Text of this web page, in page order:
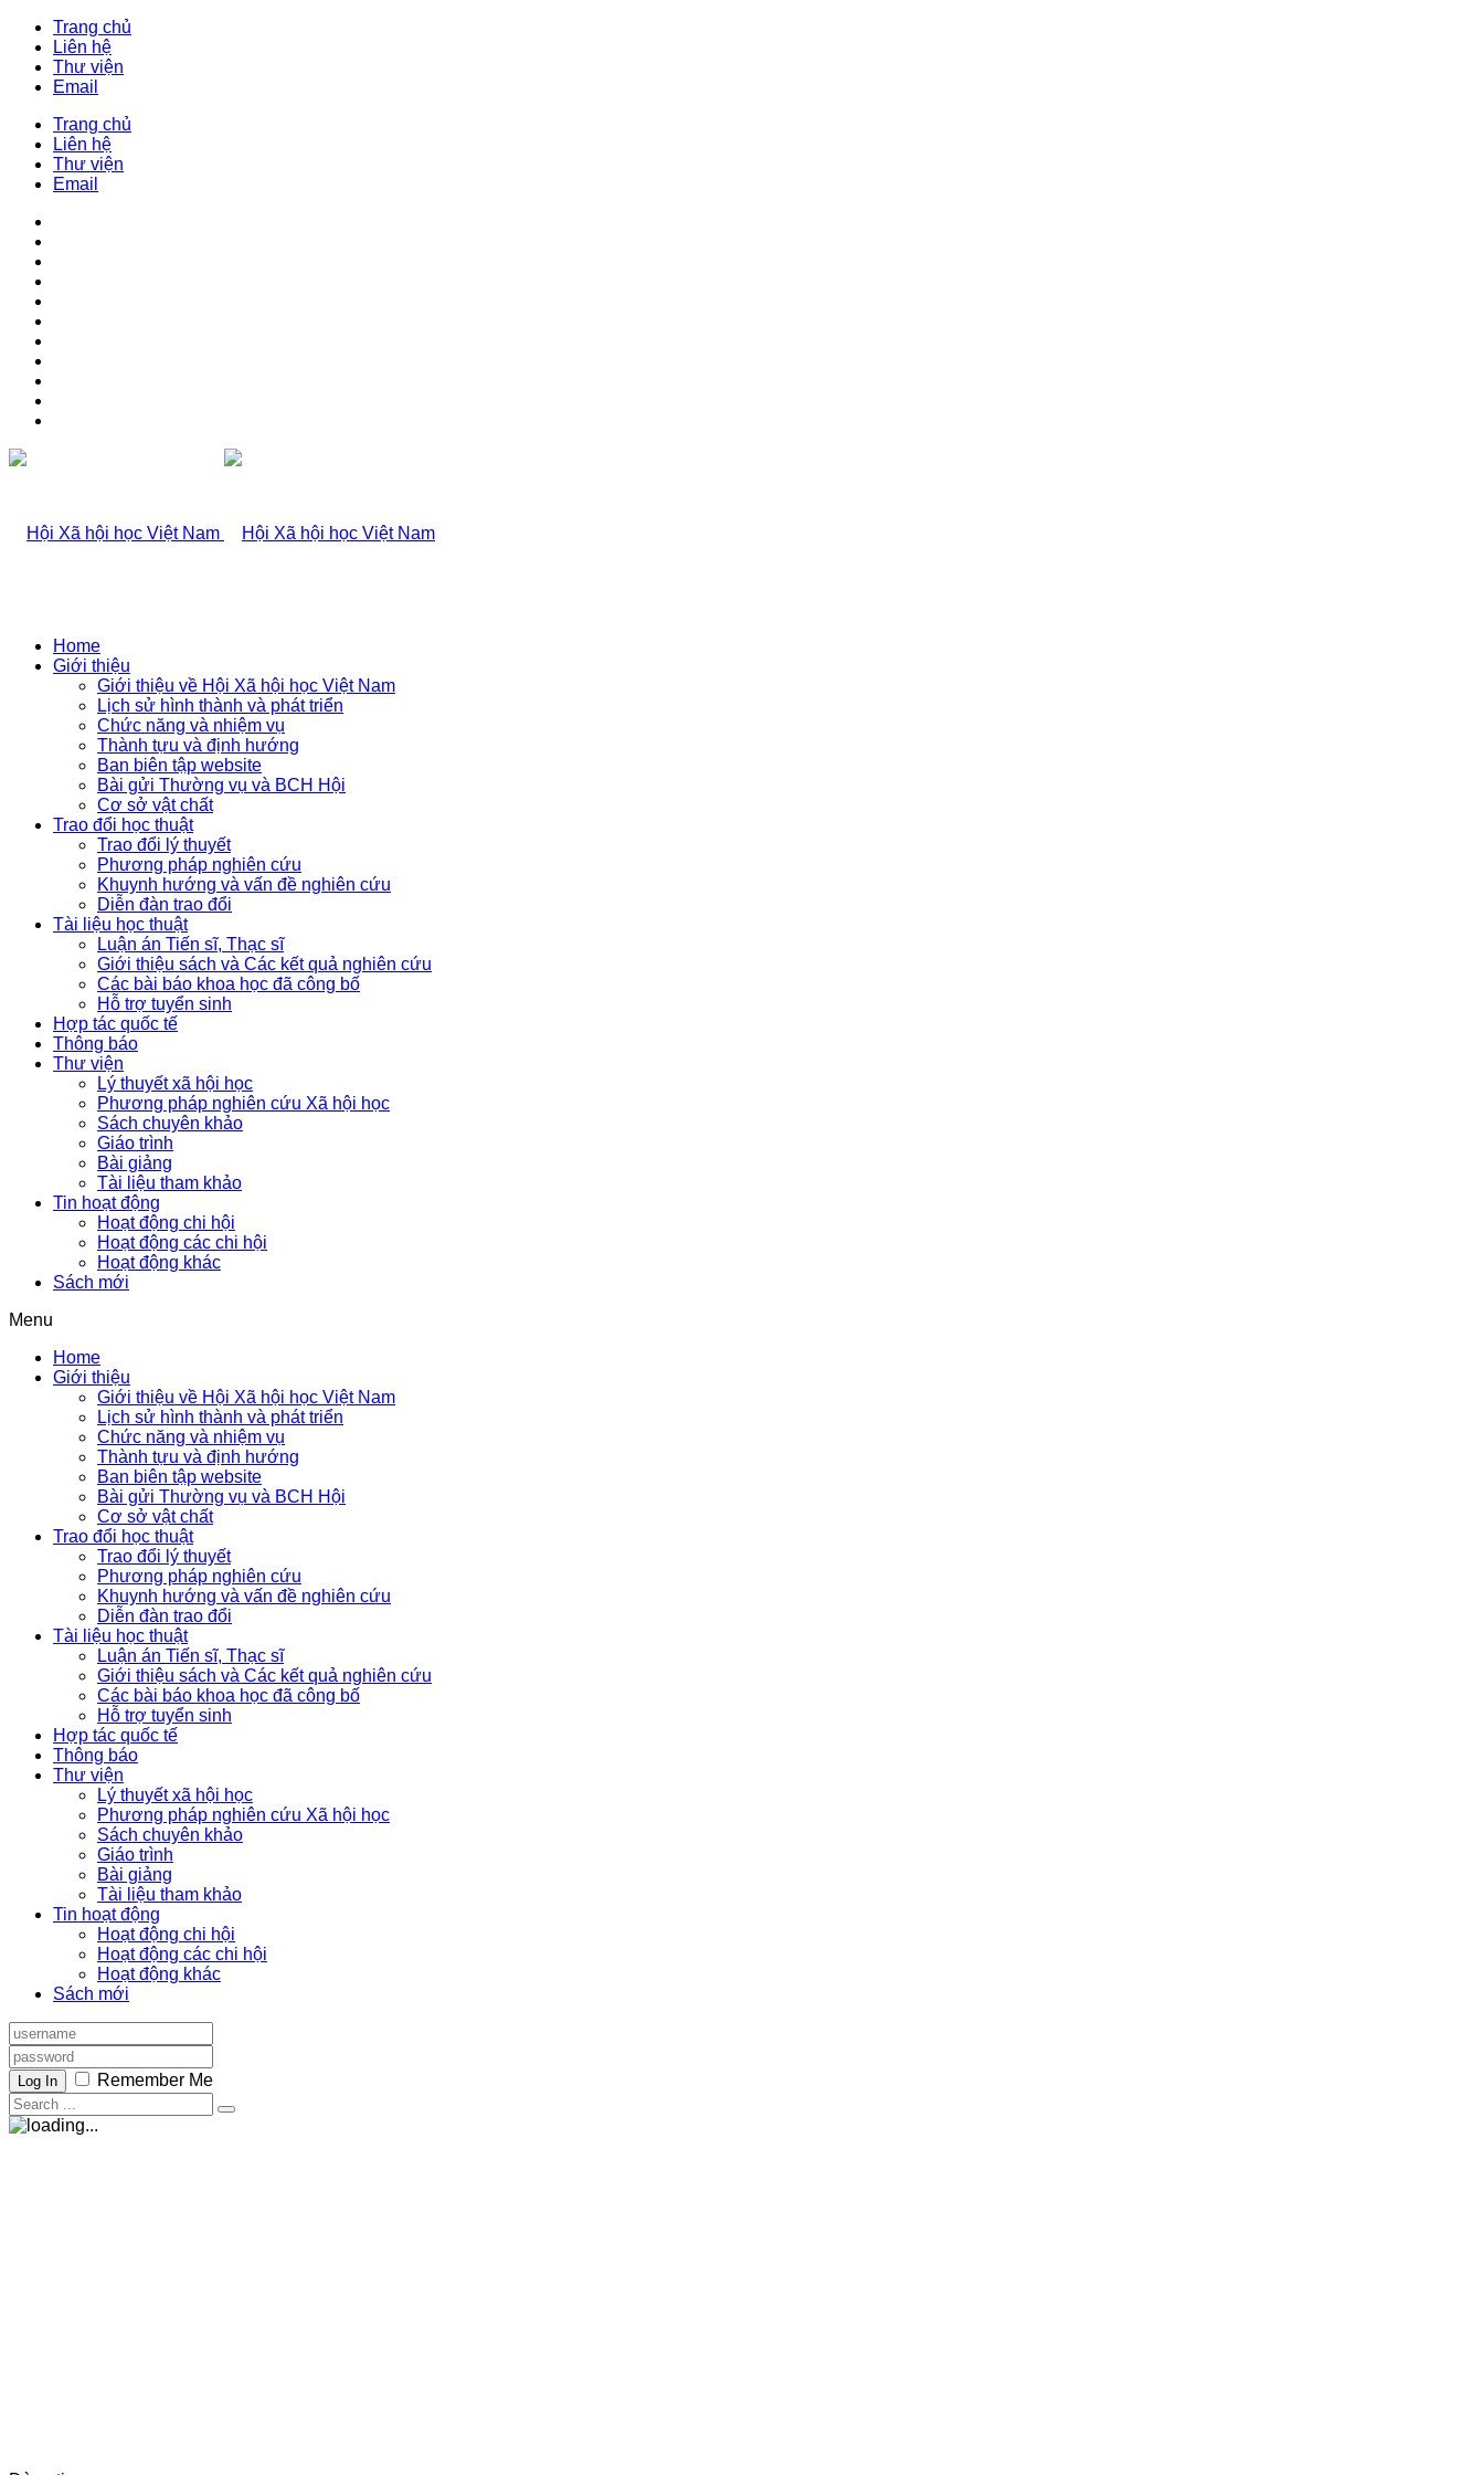
Trang chủ
Liên hệ
Thư viện
Email
Trang chủ
Liên hệ
Thư viện
Email
Home
Giới thiệu
Giới thiệu về Hội Xã hội học Việt Nam
Lịch sử hình thành và phát triển
Chức năng và nhiệm vụ
Thành tựu và định hướng
Ban biên tập website
Bài gửi Thường vụ và BCH Hội
Cơ sở vật chất
Trao đổi học thuật
Trao đổi lý thuyết
Phương pháp nghiên cứu
Khuynh hướng và vấn đề nghiên cứu
Diễn đàn trao đổi
Tài liệu học thuật
Luận án Tiến sĩ, Thạc sĩ
Giới thiệu sách và Các kết quả nghiên cứu
Các bài báo khoa học đã công bố
Hỗ trợ tuyển sinh
Hợp tác quốc tế
Thông báo
Thư viện
Lý thuyết xã hội học
Phương pháp nghiên cứu Xã hội học
Sách chuyên khảo
Giáo trình
Bài giảng
Tài liệu tham khảo
Tin hoạt động
Hoạt động chi hội
Hoạt động các chi hội
Hoạt động khác
Sách mới
Menu
Home
Giới thiệu
Giới thiệu về Hội Xã hội học Việt Nam
Lịch sử hình thành và phát triển
Chức năng và nhiệm vụ
Thành tựu và định hướng
Ban biên tập website
Bài gửi Thường vụ và BCH Hội
Cơ sở vật chất
Trao đổi học thuật
Trao đổi lý thuyết
Phương pháp nghiên cứu
Khuynh hướng và vấn đề nghiên cứu
Diễn đàn trao đổi
Tài liệu học thuật
Luận án Tiến sĩ, Thạc sĩ
Giới thiệu sách và Các kết quả nghiên cứu
Các bài báo khoa học đã công bố
Hỗ trợ tuyển sinh
Hợp tác quốc tế
Thông báo
Thư viện
Lý thuyết xã hội học
Phương pháp nghiên cứu Xã hội học
Sách chuyên khảo
Giáo trình
Bài giảng
Tài liệu tham khảo
Tin hoạt động
Hoạt động chi hội
Hoạt động các chi hội
Hoạt động khác
Sách mới
Log In Remember Me